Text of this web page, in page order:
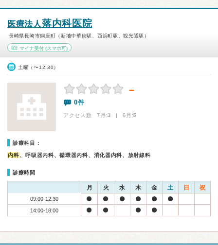
医療法人落内科医院
長崎県長崎市銅座町（新地中華街駅、西浜町駅、観光通駅）
マイナ受付 (スマホ可)
土曜（〜12:30）
－
0件
アクセス数 7月:3 | 6月:5
診療科目：
内科、呼吸器内科、循環器内科、消化器内科、放射線科
診療時間
月 火 水 木 金 土 日 祝
09:00-12:30
14:00-18:00